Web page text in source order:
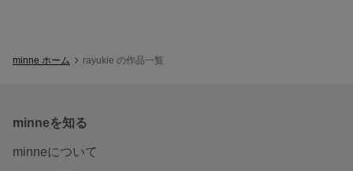
minne ホーム rayukie の作品一覧
minneを知る
minneについて